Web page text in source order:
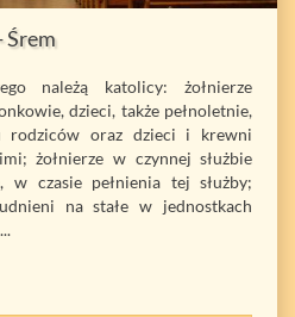
Śrem
należą katolicy: żołnierze
dzieci, także pełnoletnie,
rodziców oraz dzieci i krewni
żołnierze w czynnej służbie
w czasie pełnienia tej służby;
na stałe w jednostkach